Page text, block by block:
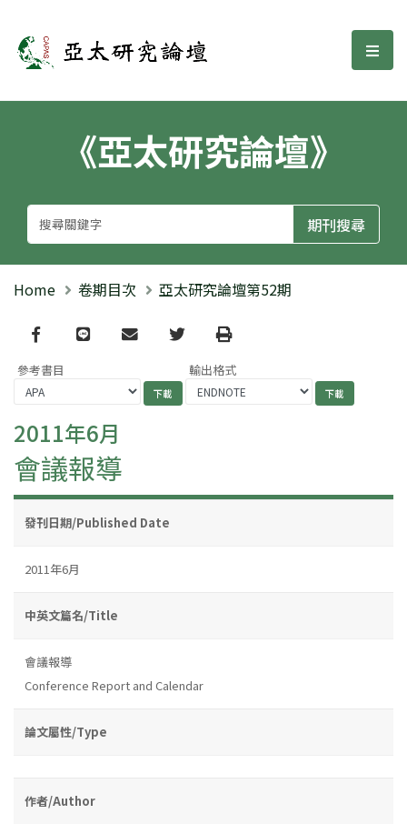
亞太研究論壇 選
《亞太研究論壇》
Home 卷期目次 亞太研究論壇第52期
Facebook
line email TwitterPrint
參考書目 輸出格式
2011年6月
會議報導
發刊日期/Published Date
2011年6月
中英文篇名/Title
會議報導
Conference Report and Calendar
論文屬性/Type
作者/Author